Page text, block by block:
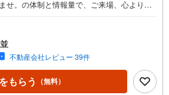
せ。の体制と情報量で、ご来場、心よりお
ー」のご提案。・ 未来に起こるであろうご
をオンライン上でご提案「ミラカレクラ
売却時、ご自宅を綺麗にかつ瀟洒にさせる
テイジングサービス。・ 購入者様へ、税
定申告の無料セミナーをご招待いたします。
て◆日時のご希望をお伝えください。（も
不動産会社レビュー 39件
もらう （無料）